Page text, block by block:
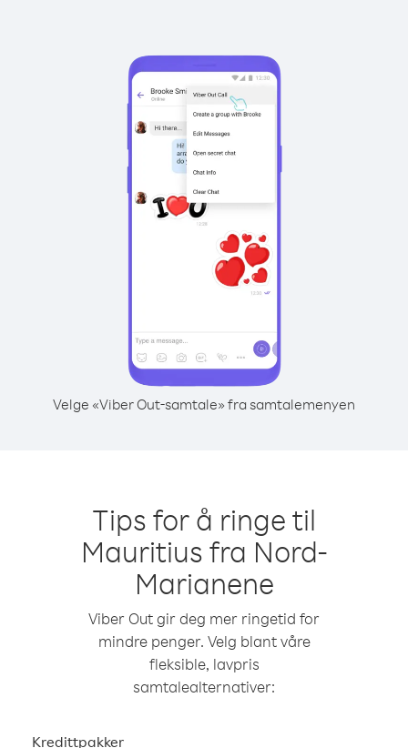
Velge «Viber Out-samtale» fra samtalemenyen
Tips for å ringe til
Mauritius fra Nord-
Marianene
Viber Out gir deg mer ringetid for
mindre penger. Velg blant våre
fleksible, lavpris
samtalealternativer:
Kredittpakker